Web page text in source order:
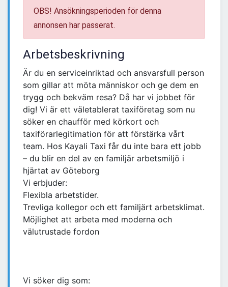
OBS! Ansökningsperioden för denna
annonsen har passerat.
Arbetsbeskrivning
Är du en serviceinriktad och ansvarsfull person
som gillar att möta människor och ge dem en
trygg och bekväm resa? Då har vi jobbet för
dig! Vi är ett väletablerat taxiföretag som nu
söker en chaufför med körkort och
taxiförarlegitimation för att förstärka vårt
team. Hos Kayali Taxi får du inte bara ett jobb
– du blir en del av en familjär arbetsmiljö i
hjärtat av Göteborg
Vi erbjuder:
Flexibla arbetstider.
Trevliga kollegor och ett familjärt arbetsklimat.
Möjlighet att arbeta med moderna och
välutrustade fordon
Vi söker dig som: